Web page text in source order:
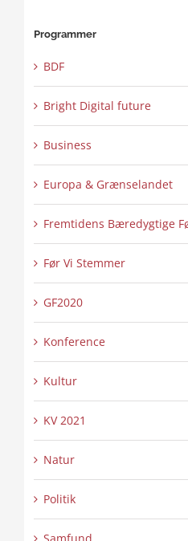
Programmer
BDF
Bright Digital future
Business
Europa & Grænselandet
Fremtidens Bæredygtige
Før Vi Stemmer
GF2020
Konference
Kultur
KV 2021
Natur
Politik